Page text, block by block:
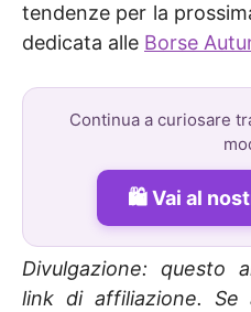
tendenze per la
dedicata alle Borse
Continua a curiosare
Vai al
Divulgazione: questo
link di affiliazione. Se